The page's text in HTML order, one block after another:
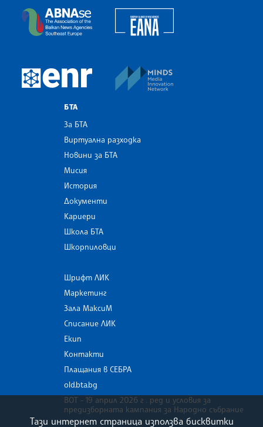
The Assocoation of the Balkan News Agencies
European Newsroom
БТА
За БТА
Виртуална разходка
Новини за БТА
Мисия
История
Документи
Кариери
Школа БТА
Шкорпиловци
Шрифт ЛИК
Маркетинг
Зала МаксиМ
Списание ЛИК
Екип
Контакти
Плащания в СЕБРА
old.bta.bg
ВОТ - 19 април 2026 г . ред и условия за
предизборната кампания за Народно събрание
Тази интернет страница използва бисквитки